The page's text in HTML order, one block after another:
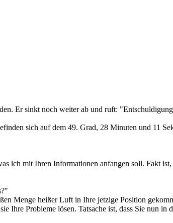
Er sinkt noch weiter ab und ruft:
sich auf dem 49. Grad, 28 Minuten und 11
ich mit Ihren Informationen anfangen soll. Fakt
Menge heißer Luft in Ihre jetzige Position
Ihre Probleme lösen. Tatsache ist, dass Sie nun